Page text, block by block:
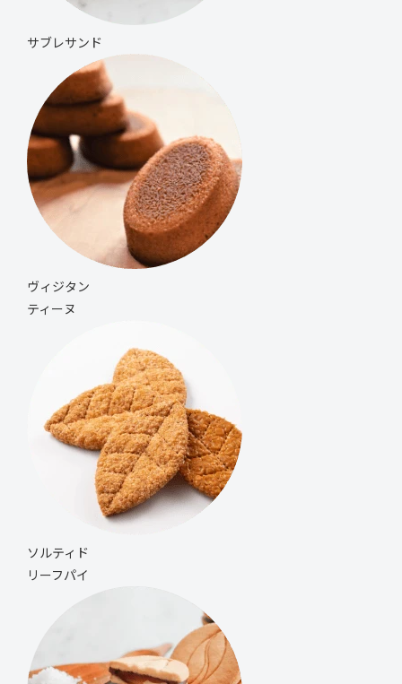
サブレサンド
ヴィジタン
ティーヌ
ソルティド
リーフパイ